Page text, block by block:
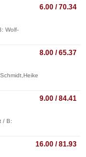
6.00 / 70.34
Wolf-
8.00 / 65.37
9.00 / 84.41
/ B:
16.00 / 81.93